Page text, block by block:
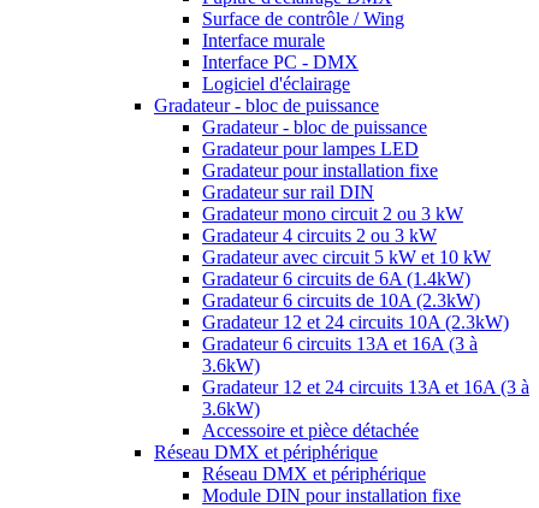
Surface de contrôle / Wing
Interface murale
Interface PC - DMX
Logiciel d'éclairage
Gradateur - bloc de puissance
Gradateur - bloc de puissance
Gradateur pour lampes LED
Gradateur pour installation fixe
Gradateur sur rail DIN
Gradateur mono circuit 2 ou 3 kW
Gradateur 4 circuits 2 ou 3 kW
Gradateur avec circuit 5 kW et 10 kW
Gradateur 6 circuits de 6A (1.4kW)
Gradateur 6 circuits de 10A (2.3kW)
Gradateur 12 et 24 circuits 10A (2.3kW)
Gradateur 6 circuits 13A et 16A (3 à
3.6kW)
Gradateur 12 et 24 circuits 13A et 16A (3 à
3.6kW)
Accessoire et pièce détachée
Réseau DMX et périphérique
Réseau DMX et périphérique
Module DIN pour installation fixe